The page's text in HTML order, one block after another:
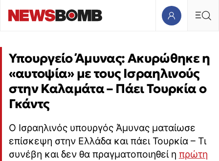
Υπουργείο Άμυνας: Ακυρώθηκε η
«αυτοψία» με τους Ισραηλινούς
στην Καλαμάτα – Πάει Τουρκία ο
Γκάντς
Ο Ισραηλινός υπουργός Άμυνας ματαίωσε
επίσκεψη στην Ελλάδα και πάει Τουρκία – Τι
συνέβη και δεν θα πραγματοποιηθεί η πρώτη